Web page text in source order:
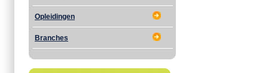
Opleidingen
Branches